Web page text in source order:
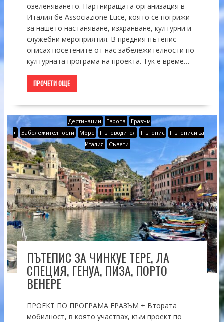
озеленяването. Партниращата организация в
Италия бе Associazione Luce, която се погрижи
за нашето настаняване, изхранване, културни и
служебни мероприятия. В предния пътепис
описах посетените от нас забележителности по
културната програма на проекта. Тук е време…
ПРОЧЕТИ ОЩЕ
Дестинации Европа
Еразъм
+
Забележителности Море Пътеводител Пътепис
Пътеписи за
Италия
Съвети
ПЪТЕПИС ЗА ЧИНКУЕ ТЕРЕ, ЛА
СПЕЦИЯ, ГЕНУА, ПИЗА, ПОРТО
ВЕНЕРЕ
ПРОЕКТ ПО ПРОГРАМА ЕРАЗЪМ + Втората
мобилност, в която участвах, към проект по